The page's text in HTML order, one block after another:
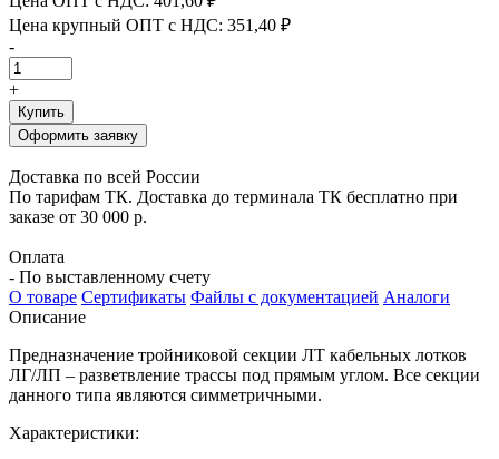
Цена крупный ОПТ с НДС: 351,40 ₽
-
+
Купить
Оформить заявку
Доставка по всей России
По тарифам ТК. Доставка до терминала ТК бесплатно при
заказе от 30 000 р.
Оплата
- По выставленному счету
О товаре Сертификаты Файлы с документацией Аналоги
Описание
Предназначение тройниковой секции ЛТ кабельных лотков
ЛГ/ЛП – разветвление трассы под прямым углом. Все секции
данного типа являются симметричными.
Характеристики: